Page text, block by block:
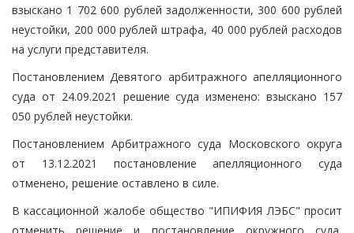
взыскано 1 702 600 рублей задолженности, 300 600 рублей
неустойки, 200 000 рублей штрафа, 40 000 рублей расходов
на услуги представителя.
Постановлением Девятого арбитражного апелляционного
суда от 24.09.2021 решение суда изменено: взыскано 157
050 рублей неустойки.
Постановлением Арбитражного суда Московского округа
от 13.12.2021 постановление апелляционного суда
отменено, решение оставлено в силе.
В кассационной жалобе общество "ИПИФИЯ ЛЭБС" просит